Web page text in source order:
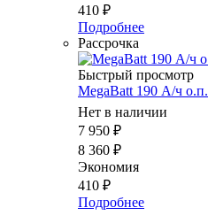
410 ₽
Подробнее
Рассрочка
Быстрый просмотр
MegaBatt 190 А/ч
Нет в наличии
7 950 ₽
8 360 ₽
Экономия
410 ₽
Подробнее